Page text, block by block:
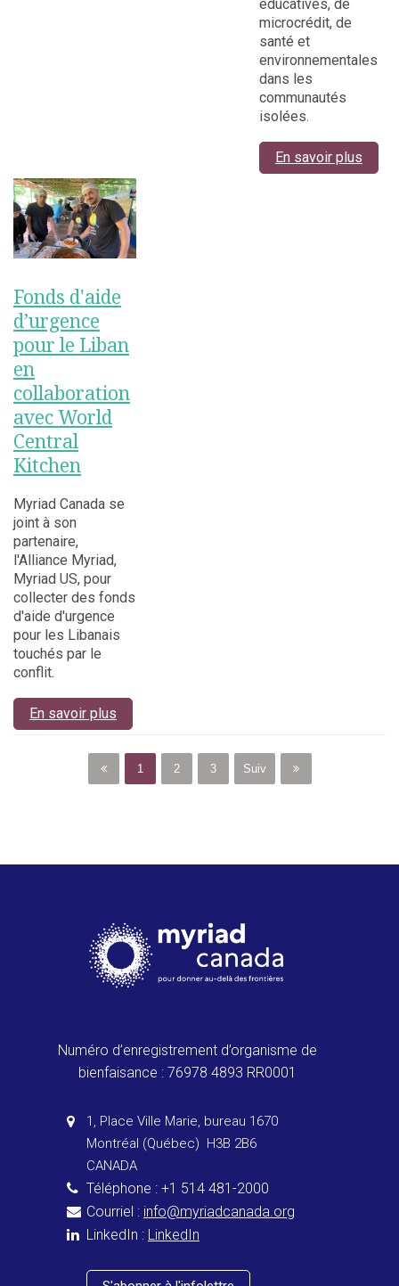
éducatives, de
microcrédit, de
santé et
environnementales
dans les
communautés
isolées.
En savoir plus
Fonds d'aide
d’urgence
pour le Liban
en
collaboration
avec World
Central
Kitchen
Myriad Canada se
joint à son
partenaire,
l'Alliance Myriad,
Myriad US, pour
collecter des fonds
d'aide d'urgence
pour les Libanais
touchés par le
conflit.
En savoir plus
1 2 3 Suiv
Numéro d’enregistrement d’organisme de
bienfaisance : 76978 4893 RR0001
1, Place Ville Marie, bureau 1670
Montréal (Québec) H3B 2B6
CANADA
Téléphone : +1 514 481-2000
Courriel : info@myriadcanada.org
LinkedIn : LinkedIn